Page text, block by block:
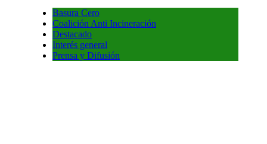
Basura Cero
Coalición Anti Incineración
Destacado
Interés general
Prensa y Difusión